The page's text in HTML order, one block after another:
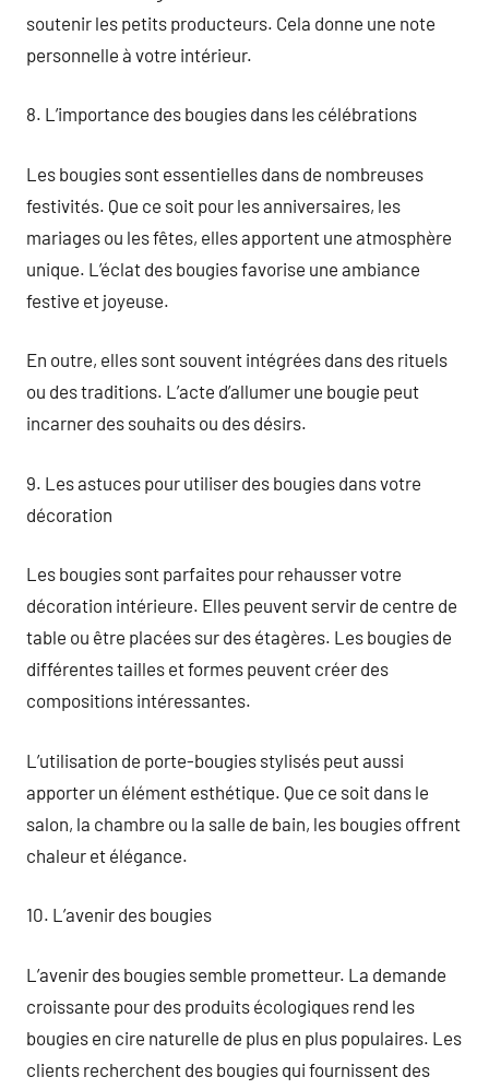
soutenir les petits producteurs. Cela donne une note
personnelle à votre intérieur.
8. L’importance des bougies dans les célébrations
Les bougies sont essentielles dans de nombreuses
festivités. Que ce soit pour les anniversaires, les
mariages ou les fêtes, elles apportent une atmosphère
unique. L’éclat des bougies favorise une ambiance
festive et joyeuse.
En outre, elles sont souvent intégrées dans des rituels
ou des traditions. L’acte d’allumer une bougie peut
incarner des souhaits ou des désirs.
9. Les astuces pour utiliser des bougies dans votre
décoration
Les bougies sont parfaites pour rehausser votre
décoration intérieure. Elles peuvent servir de centre de
table ou être placées sur des étagères. Les bougies de
différentes tailles et formes peuvent créer des
compositions intéressantes.
L’utilisation de porte-bougies stylisés peut aussi
apporter un élément esthétique. Que ce soit dans le
salon, la chambre ou la salle de bain, les bougies offrent
chaleur et élégance.
10. L’avenir des bougies
L’avenir des bougies semble prometteur. La demande
croissante pour des produits écologiques rend les
bougies en cire naturelle de plus en plus populaires. Les
clients recherchent des bougies qui fournissent des